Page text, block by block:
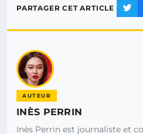
PARTAGER CET ARTICLE
AUTEUR
INÈS PERRIN
Inès Perrin est journaliste et